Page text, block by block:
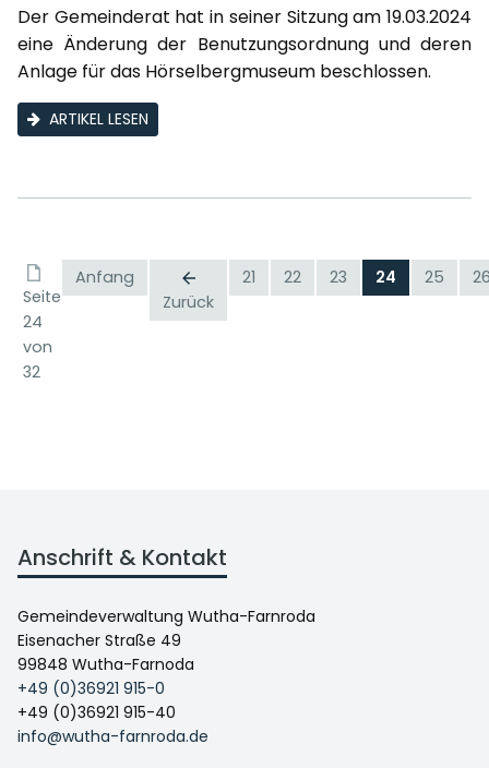
Der Gemeinderat hat in seiner Sitzung am 19.03.2024
eine Änderung der Benutzungsordnung und deren
Anlage für das Hörselbergmuseum beschlossen.
ARTIKEL LESEN
Seite
24
von
32
Anfang
Zurück
21 22 23 24 25
Anschrift & Kontakt
Gemeindeverwaltung Wutha-Farnroda
Eisenacher Straße 49
99848 Wutha-Farnoda
+49 (0)36921 915-0
+49 (0)36921 915-40
info@wutha-farnroda.de